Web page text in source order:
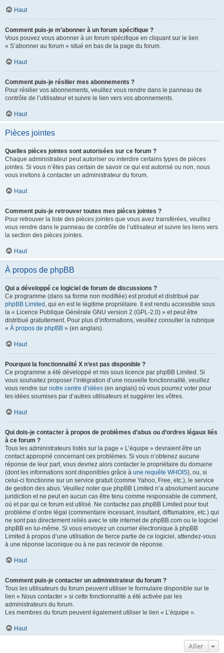
Haut
Comment puis-je m’abonner à un forum spécifique ?
Vous pouvez vous abonner à un forum spécifique en cliquant sur le lien
« S’abonner au forum » situé en bas de la page du forum.
Haut
Comment puis-je résilier mes abonnements ?
Pour résilier vos abonnements, veuillez vous rendre dans le panneau de
contrôle de l’utilisateur et suivre le lien vers vos abonnements.
Haut
Pièces jointes
Quelles pièces jointes sont autorisées sur ce forum ?
Chaque administrateur peut autoriser ou interdire certains types de pièces
jointes. Si vous n’êtes pas certain de savoir ce qui est autorisé ou non, nous
vous invitons à contacter un administrateur du forum.
Haut
Comment puis-je retrouver toutes mes pièces jointes ?
Pour retrouver la liste des pièces jointes que vous avez transférées, veuillez
vous rendre dans le panneau de contrôle de l’utilisateur et suivre les liens vers
la section des pièces jointes.
Haut
À propos de phpBB
Qui a développé ce logiciel de forum de discussions ?
Ce programme (dans sa forme non modifiée) est produit et distribué par
phpBB Limited , qui en est le légitime propriétaire. Il est rendu accessible sous
la « Licence Publique Générale GNU version 2 (GPL-2.0) » et peut être
distribué gratuitement. Pour plus d’informations, veuillez consulter la rubrique
« À propos de phpBB » (en anglais).
Haut
Pourquoi la fonctionnalité X n’est pas disponible ?
Ce programme a été développé et mis sous licence par phpBB Limited. Si
vous souhaitez proposer l’intégration d’une nouvelle fonctionnalité, veuillez
vous rendre sur notre centre d’idées (en anglais) où vous pourrez voter pour
les idées soumises par d’autres utilisateurs et suggérer les vôtres.
Haut
Qui dois-je contacter à propos de problèmes d’abus ou d’ordres légaux liés
à ce forum ?
Tous les administrateurs listés sur la page « L’équipe » devraient être un
contact approprié concernant ces problèmes. Si vous n’obtenez aucune
réponse de leur part, vous devriez alors contacter le propriétaire du domaine
(dont les informations sont disponibles grâce à une requête WHOIS), ou, si
celui-ci fonctionne sur un service gratuit (comme Yahoo, Free, etc.), le service
de gestion des abus. Veuillez noter que phpBB Limited n’a absolument aucune
juridiction et ne peut en aucun cas être tenu comme responsable de comment,
où et par qui ce forum est utilisé. Ne contactez pas phpBB Limited pour tout
problème d’ordre légal (commentaire incessant, insultant, diffamatoire, etc.) qui
ne sont pas directement reliés avec le site internet de phpBB.com ou le logiciel
phpBB en lui-même. Si vous envoyez un courrier électronique à phpBB
Limited à propos d’une utilisation de tierce partie de ce logiciel, attendez-vous
à une réponse laconique ou à ne pas recevoir de réponse.
Haut
Comment puis-je contacter un administrateur du forum ?
Tous les utilisateurs du forum peuvent utiliser le formulaire disponible sur le
lien « Nous contacter » si cette fonctionnalité a été activée par les
administrateurs du forum.
Les membres du forum peuvent également utiliser le lien « L’équipe ».
Haut
Aller